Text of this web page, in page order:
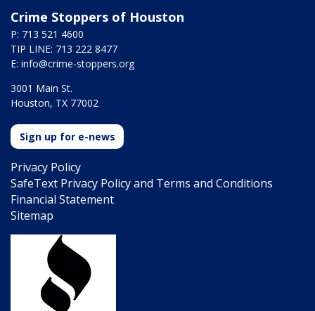
Crime Stoppers of Houston
P: 713 521 4600
TIP LINE: 713 222 8477
E: info@crime-stoppers.org
3001 Main St.
Houston, TX 77002
Sign up for e-news
Privacy Policy
SafeText Privacy Policy and Terms and Conditions
Financial Statement
Sitemap